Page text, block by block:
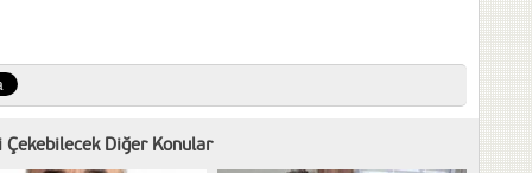
Çekebilecek Diğer Konular